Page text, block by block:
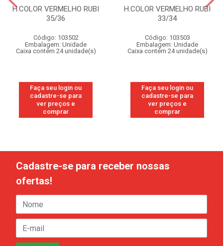
H.COLOR VERMELHO RUBI
35/36
Código: 103502
Embalagem: Unidade
Caixa contém 24 unidade(s)
Faça seu login ou
cadastre-se para
ver preços e
comprar
H.COLOR VERMELHO RUBI
33/34
Código: 103503
Embalagem: Unidade
Caixa contém 24 unidade(s)
Faça seu login ou
cadastre-se para
ver preços e
comprar
Cadastre-se para receber nossas
ofertas!